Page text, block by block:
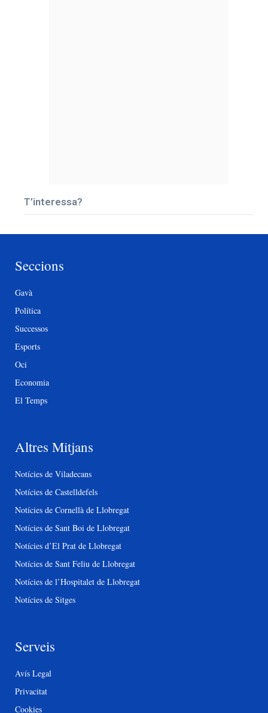
T’interessa?
Seccions
Gavà
Política
Successos
Esports
Oci
Economia
El Temps
Altres Mitjans
Notícies de Viladecans
Notícies de Castelldefels
Notícies de Cornellà de Llobregat
Notícies de Sant Boi de Llobregat
Notícies d’El Prat de Llobregat
Notícies de Sant Feliu de Llobregat
Notícies de l’Hospitalet de Llobregat
Notícies de Sitges
Serveis
Avís Legal
Privacitat
Cookies